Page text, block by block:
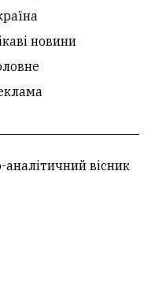
новини
вісник